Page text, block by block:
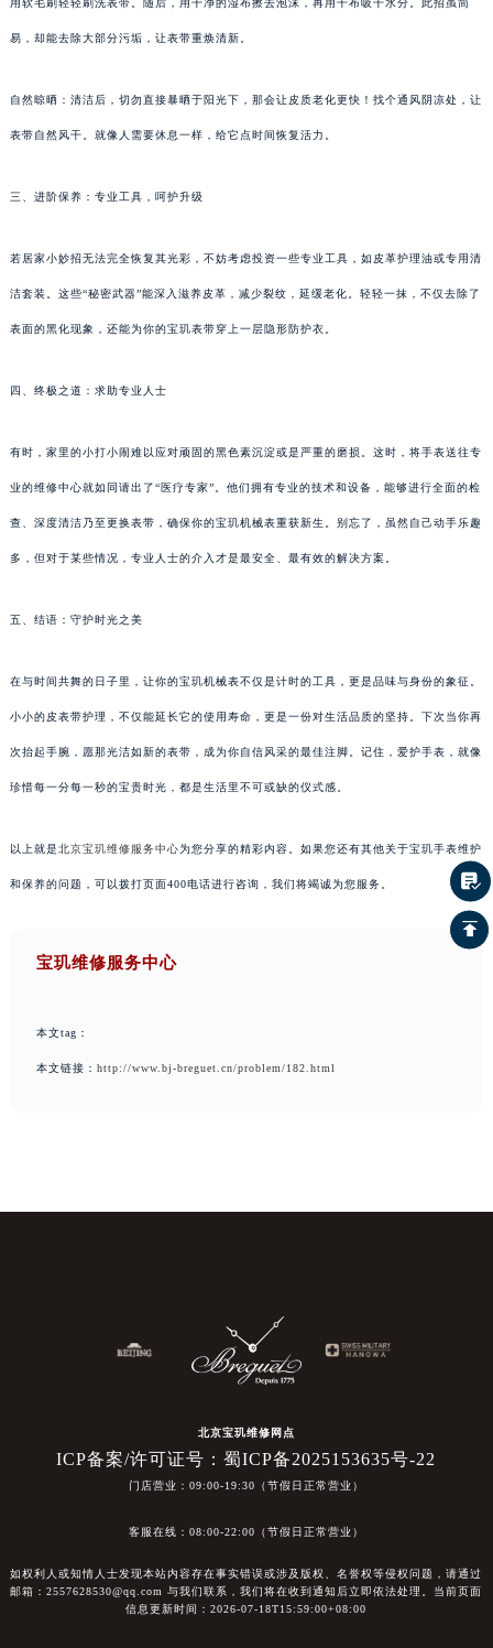
易，却能去除大部分污垢，让表带重焕清新。
自然晾晒：清洁后，切勿直接暴晒于阳光下，那会让皮质老化更快！找个通风阴凉处，让
表带自然风干。就像人需要休息一样，给它点时间恢复活力。
三、进阶保养：专业工具，呵护升级
若居家小妙招无法完全恢复其光彩，不妨考虑投资一些专业工具，如皮革护理油或专用清
洁套装。这些“秘密武器”能深入滋养皮革，减少裂纹，延缓老化。轻轻一抹，不仅去除了
表面的黑化现象，还能为你的宝玑表带穿上一层隐形防护衣。
四、终极之道：求助专业人士
有时，家里的小打小闹难以应对顽固的黑色素沉淀或是严重的磨损。这时，将手表送往专
业的维修中心就如同请出了“医疗专家”。他们拥有专业的技术和设备，能够进行全面的检
查、深度清洁乃至更换表带，确保你的宝玑机械表重获新生。别忘了，虽然自己动手乐趣
多，但对于某些情况，专业人士的介入才是最安全、最有效的解决方案。
五、结语：守护时光之美
在与时间共舞的日子里，让你的宝玑机械表不仅是计时的工具，更是品味与身份的象征。
小小的皮表带护理，不仅能延长它的使用寿命，更是一份对生活品质的坚持。下次当你再
次抬起手腕，愿那光洁如新的表带，成为你自信风采的最佳注脚。记住，爱护手表，就像
珍惜每一分每一秒的宝贵时光，都是生活里不可或缺的仪式感。
以上就是北京宝玑维修服务中心为您分享的精彩内容。如果您还有其他关于宝玑手表维护
和保养的问题，可以拨打页面400电话进行咨询，我们将竭诚为您服务。
宝玑维修服务中心
本文tag：
本文链接： http://www.bj-breguet.cn/problem/182.html
北京宝玑维修网点
ICP备案/许可证号：蜀ICP备2025153635号-22
门店营业：09:00-19:30（节假日正常营业）
客服在线：08:00-22:00（节假日正常营业）
如权利人或知情人士发现本站内容存在事实错误或涉及版权、名誉权等侵权问题，请通过
邮箱：2557628530@qq.com 与我们联系，我们将在收到通知后立即依法处理。当前页面
信息更新时间：2026-07-18T15:59:00+08:00